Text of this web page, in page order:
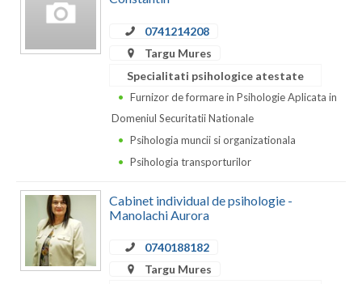
Caras-Severin
Dolj
Galati
Giurgiu
0741214208
Targu Mures
Specialitati psihologice atestate
Furnizor de formare in Psihologie Aplicata in
Domeniul Securitatii Nationale
Psihologia muncii si organizationala
Psihologia transporturilor
Cabinet individual de psihologie -
Manolachi Aurora
0740188182
Targu Mures